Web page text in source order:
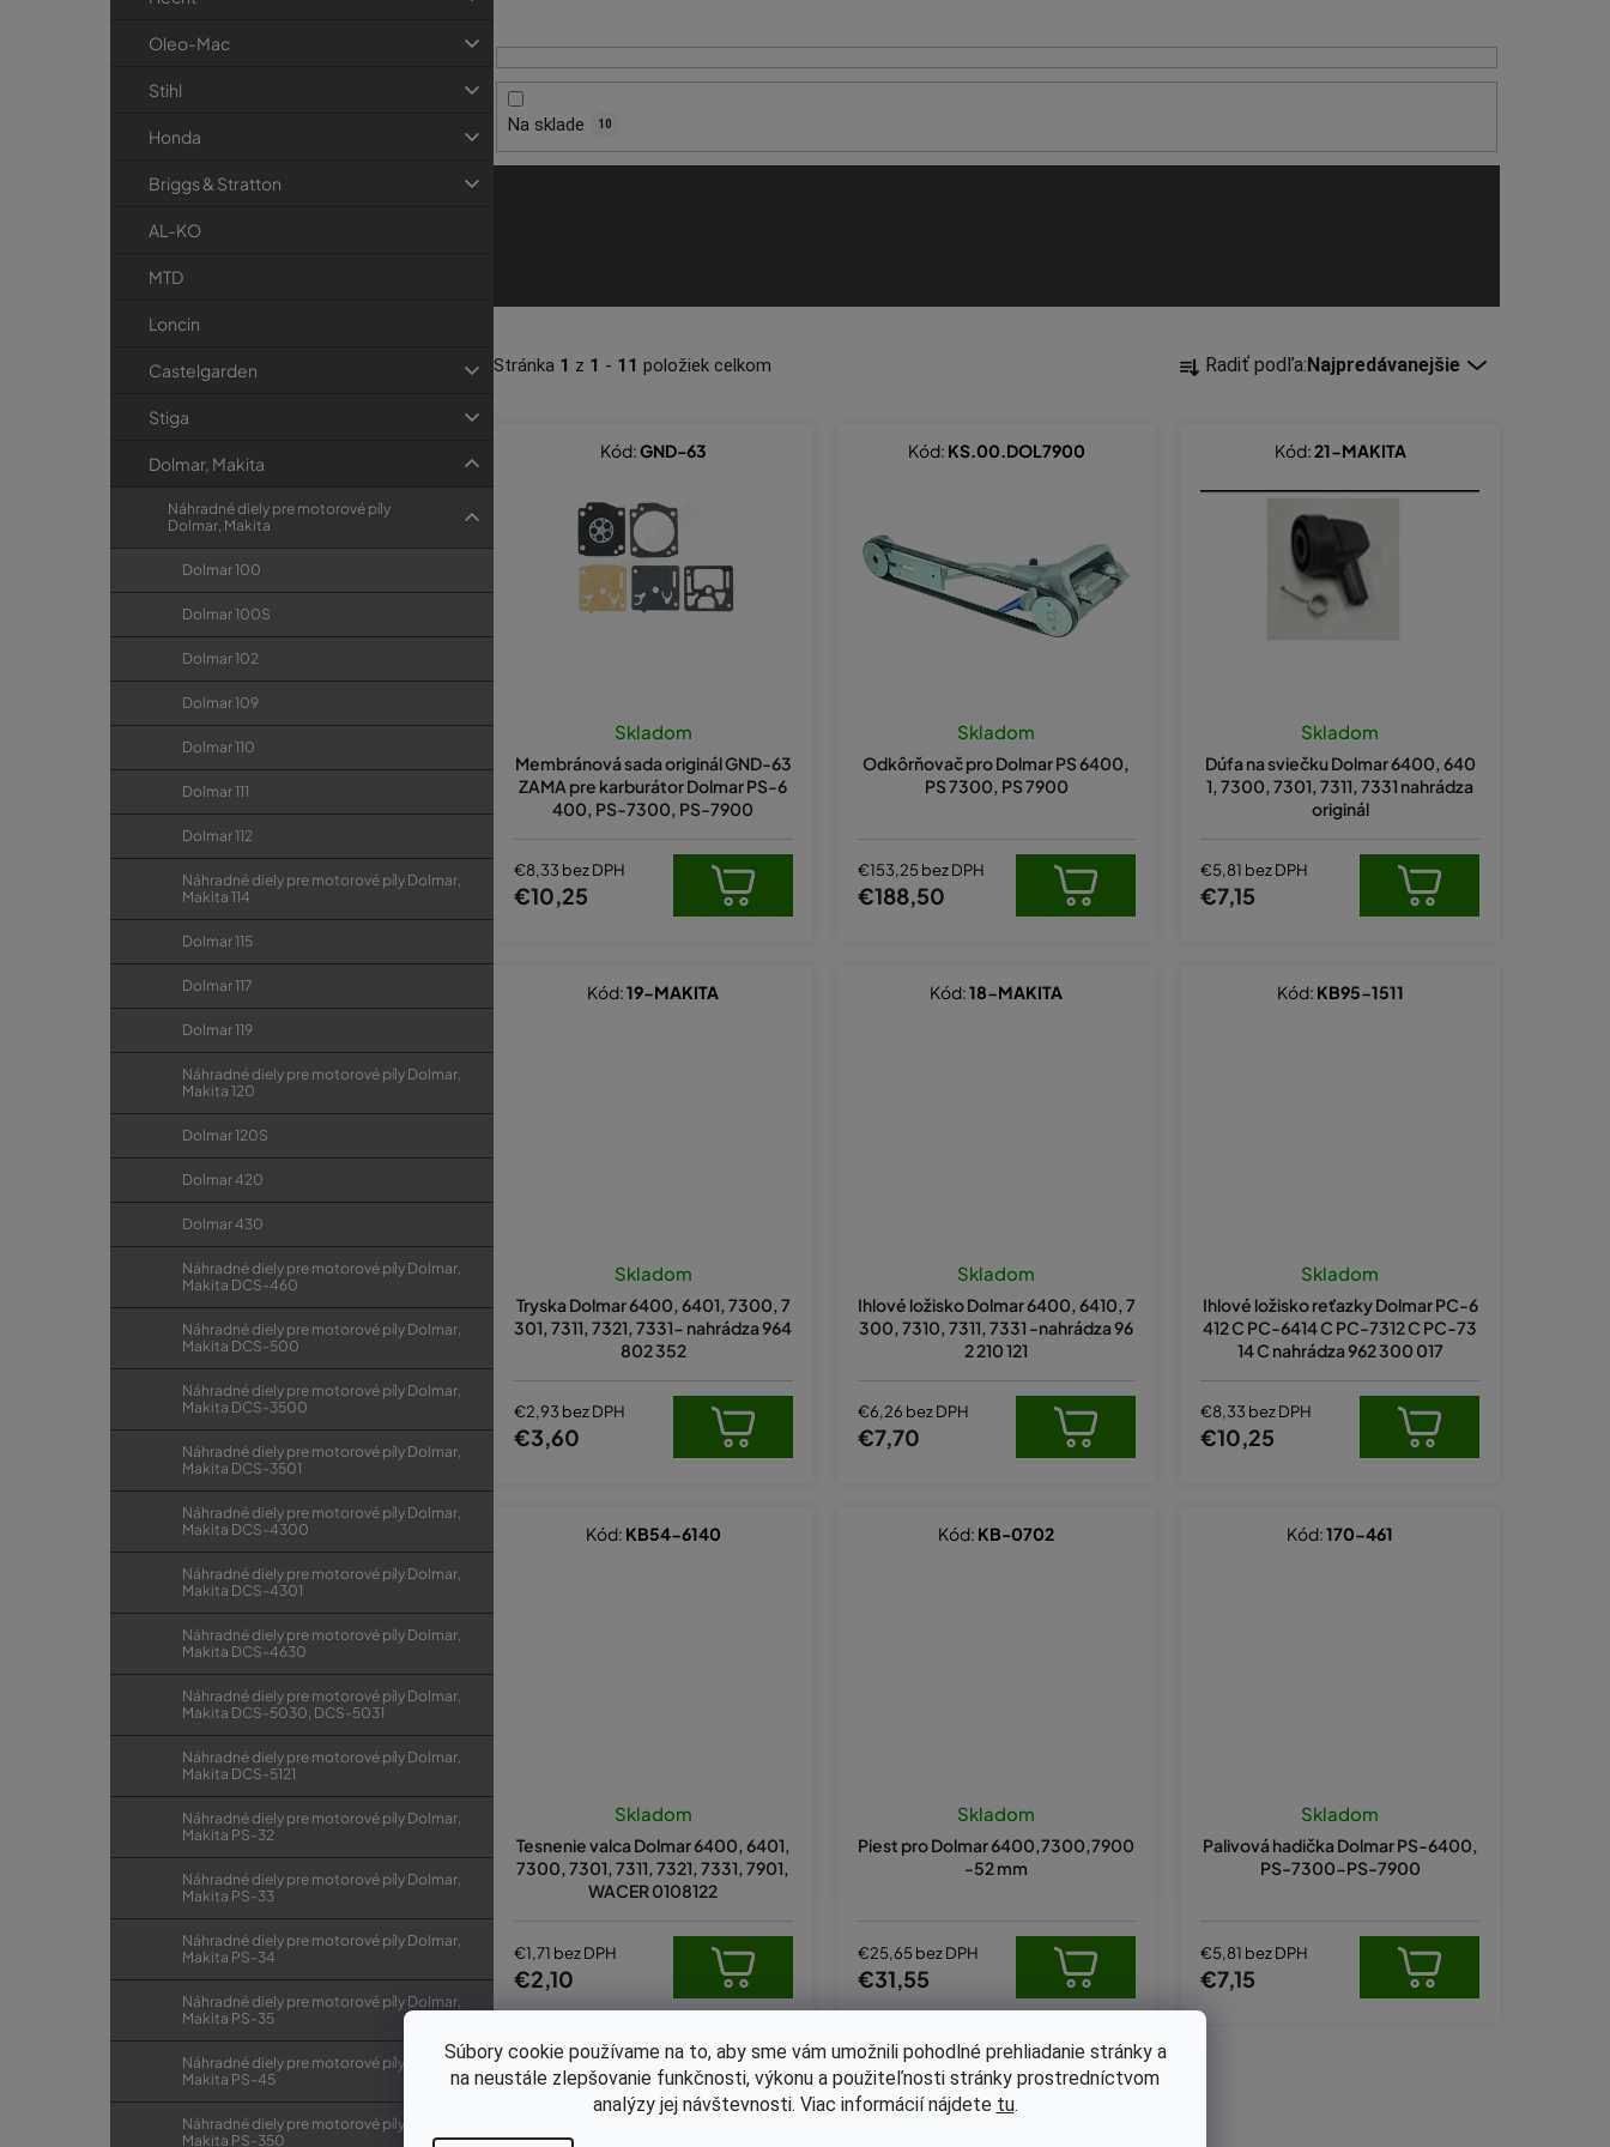
Súbory cookie používame na to, aby sme vám umožnili pohodlné prehliadanie stránky a
na neustále zlepšovanie funkčnosti, výkonu a použiteľnosti stránky prostredníctvom
analýzy jej návštevnosti. Viac informácií nájdete tu.
Oleo-Mac
Stihl
Honda
Briggs & Stratton
AL-KO
MTD
Loncin
Castelgarden
Stiga
Dolmar, Makita
Náhradné diely pre motorové píly
Dolmar, Makita
Dolmar 100
Dolmar 100S
Dolmar 102
Dolmar 109
Dolmar 110
Dolmar 111
Dolmar 112
Náhradné diely pre motorové píly Dolmar,
Makita 114
Dolmar 115
Dolmar 117
Dolmar 119
Náhradné diely pre motorové píly Dolmar,
Makita 120
Dolmar 120S
Dolmar 420
Dolmar 430
Náhradné diely pre motorové píly Dolmar,
Makita DCS-460
Náhradné diely pre motorové píly Dolmar,
Makita DCS-500
Náhradné diely pre motorové píly Dolmar,
Makita DCS-3500
Náhradné diely pre motorové píly Dolmar,
Makita DCS-3501
Náhradné diely pre motorové píly Dolmar,
Makita DCS-4300
Náhradné diely pre motorové píly Dolmar,
Makita DCS-4301
Náhradné diely pre motorové píly Dolmar,
Makita DCS-4630
Náhradné diely pre motorové píly Dolmar,
Makita DCS-5030, DCS-5031
Náhradné diely pre motorové píly Dolmar,
Makita DCS-5121
Náhradné diely pre motorové píly Dolmar,
Makita PS-32
Náhradné diely pre motorové píly Dolmar,
Makita PS-33
Náhradné diely pre motorové píly Dolmar,
Makita PS-34
Náhradné diely pre motorové píly Dolmar,
Makita PS-35
Náhradné diely pre motorové píly Dolmar,
Makita PS-45
Náhradné diely pre motorové píly Dolmar,
Makita PS-350
Stránka 1 z 1 - 11 položiek celkom
R
a Radiť podľa:Najpredávanejšie
Na sklade 10
s
p
o
d
o
Membránová sada originál GND-63
ZAMA pre karburátor Dolmar PS-6
400, PS-7300, PS-7900
Skladom
€8,33 bez DPH
€10,25
Kód:GND-63
Odkôrňovač pro Dolmar PS 6400,
PS 7300, PS 7900
Skladom
€153,25 bez DPH
€188,50
Kód: KS.00.DOL7900
Dúfa na sviečku Dolmar 6400, 640
1, 7300, 7301, 7311, 7331 nahrádza
originál
Skladom
€5,81 bez DPH
€7,15
Kód:21-MAKITA
Tryska Dolmar 6400, 6401, 7300, 7
301, 7311, 7321, 7331- nahrádza 964
802 352
Skladom
€2,93 bez DPH
€3,60
Kód:19-MAKITA
Ihlové ložisko Dolmar 6400, 6410, 7
300, 7310, 7311, 7331 -nahrádza 96
2 210 121
Skladom
€6,26 bez DPH
€7,70
Kód:18-MAKITA
Ihlové ložisko reťazky Dolmar PC-6
412 C PC-6414 C PC-7312 C PC-73
14 C nahrádza 962 300 017
Skladom
€8,33 bez DPH
€10,25
Kód: KB95-1511
Tesnenie valca Dolmar 6400, 6401,
7300, 7301, 7311, 7321, 7331, 7901,
WACER 0108122
Skladom
€1,71 bez DPH
€2,10
Kód: KB54-6140
Piest pro Dolmar 6400,7300,7900
-52 mm
Skladom
€25,65 bez DPH
€31,55
Kód: KB-0702
Palivová hadička Dolmar PS-6400,
PS-7300-PS-7900
Skladom
€5,81 bez DPH
€7,15
Kód:170-461
Kód:170-336 Kód:179-642